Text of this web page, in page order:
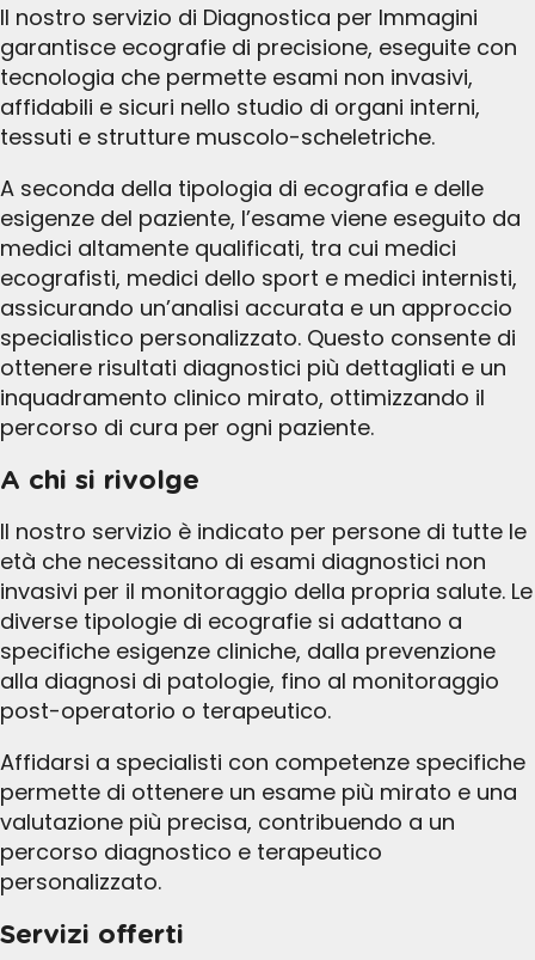
Il nostro servizio di Diagnostica per Immagini
garantisce ecografie di precisione, eseguite con
tecnologia che permette esami non invasivi,
affidabili e sicuri nello studio di organi interni,
tessuti e strutture muscolo-scheletriche.
A seconda della tipologia di ecografia e delle
esigenze del paziente, l’esame viene eseguito da
medici altamente qualificati, tra cui medici
ecografisti, medici dello sport e medici internisti,
assicurando un’analisi accurata e un approccio
specialistico personalizzato. Questo consente di
ottenere risultati diagnostici più dettagliati e un
inquadramento clinico mirato, ottimizzando il
percorso di cura per ogni paziente.
A chi si rivolge
Il nostro servizio è indicato per persone di tutte le
età che necessitano di esami diagnostici non
invasivi per il monitoraggio della propria salute. Le
diverse tipologie di ecografie si adattano a
specifiche esigenze cliniche, dalla prevenzione
alla diagnosi di patologie, fino al monitoraggio
post-operatorio o terapeutico.
Affidarsi a specialisti con competenze specifiche
permette di ottenere un esame più mirato e una
valutazione più precisa, contribuendo a un
percorso diagnostico e terapeutico
personalizzato.
Servizi offerti